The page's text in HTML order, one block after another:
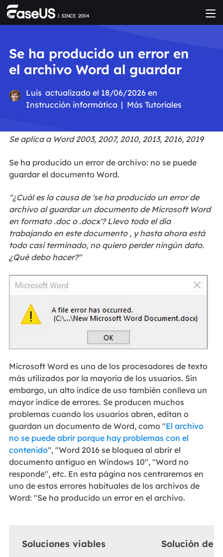
Se ha producido un error en
el archivo Word al guardar
Luis actualizado el 18/06/2026 en
Instrucción informática | Más Tutoriales
Se aplica a Word 2003, 2007, 2010, 2013, 2016, 2019
Se ha producido un error de archivo: no se puede
guardar el documento Word.
"¿Cuál es la causa de 'se ha producido un error de
archivo al guardar un documento de Microsoft Word
en formato .doc o .docx'? Llevo todo eldía
trabajando en este documento , y hasta ahora está
todo casi terminado, no quiero perder ningún dato.
¿Qué debo hacer?"
Microsoft Word es uno de los procesadores de texto
más utilizados por la mayoría de los usuarios. Sin
embargo, un alto índice de uso también conlleva un
mayor índice de errores. Se producen muchos
problemas cuando los usuarios abren, editan o
guardan un documento de Word, como "El archivo
no se puede abrir porque hay problemas con el
contenido", "Word 2016 se bloquea al abrir el
documento antiguo en Windows 10", "Word no
responde", etc. En esta página nos centraremos en
uno de estos errores habituales de los archivos de
Word: "Se ha producido un error en el archivo.
Soluciones viables Solución de